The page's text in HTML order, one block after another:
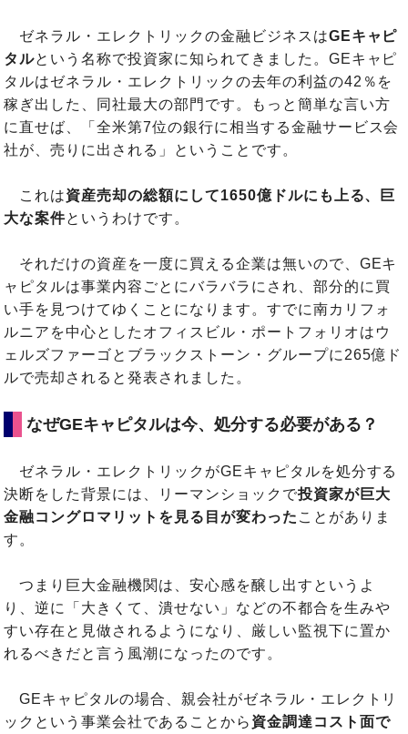
ゼネラル・エレクトリックの金融ビジネスはGEキャピ
タルという名称で投資家に知られてきました。GEキャピ
タルはゼネラル・エレクトリックの去年の利益の42％を
稼ぎ出した、同社最大の部門です。もっと簡単な言い方
に直せば、「全米第7位の銀行に相当する金融サービス会
社が、売りに出される」ということです。
これは資産売却の総額にして1650億ドルにも上る、巨
大な案件というわけです。
それだけの資産を一度に買える企業は無いので、GEキ
ャピタルは事業内容ごとにバラバラにされ、部分的に買
い手を見つけてゆくことになります。すでに南カリフォ
ルニアを中心としたオフィスビル・ポートフォリオはウ
ェルズファーゴとブラックストーン・グループに265億ド
ルで売却されると発表されました。
なぜGEキャピタルは今、処分する必要がある？
ゼネラル・エレクトリックがGEキャピタルを処分する
決断をした背景には、リーマンショックで投資家が巨大
金融コングロマリットを見る目が変わった ことがありま
す。
つまり巨大金融機関は、安心感を醸し出すというよ
り、逆に「大きくて、潰せない」などの不都合を生みや
すい存在と見做されるようになり、厳しい監視下に置か
れるべきだと言う風潮になったのです。
GEキャピタルの場合、親会社がゼネラル・エレクトリ
ックという事業会社であることから 資金調達コスト面で